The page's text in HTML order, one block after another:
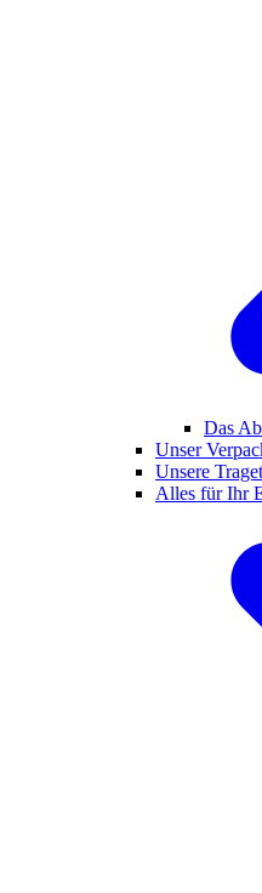
Das
Unser
Unsere
Alles für Ihr